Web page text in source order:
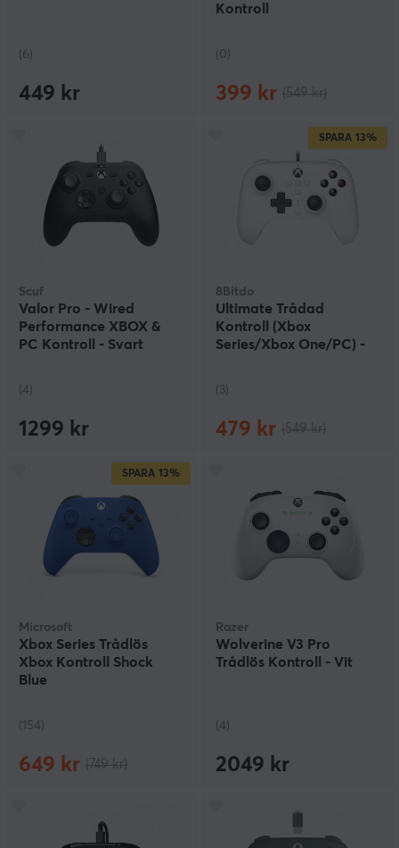
(6)
449 kr
Kontroll
(0)
399 kr
Scuf
Valor Pro - Wired
Performance XBOX &
PC Kontroll - Svart
(4)
1299 kr
SPARA 13%
8Bitdo
Ultimate Trådad
Kontroll (Xbox
Series/Xbox One/PC) -
(3)
479 kr
SPARA 13%
Microsoft
Xbox Series Trådlös
Xbox Kontroll Shock
Blue
(154)
649 kr
Razer
Wolverine V3 Pro
Trådlös Kontroll - Vit
(4)
2049 kr